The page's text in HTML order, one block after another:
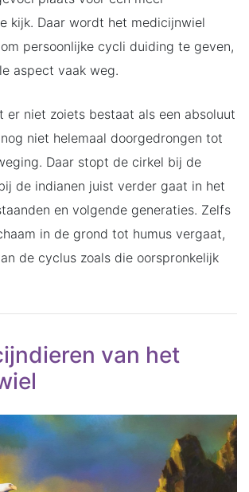
kijk. Daar wordt het medicijnwiel
persoonlijke cycli duiding te geven,
aspect vaak weg.
er niet zoiets bestaat als een absoluut
niet helemaal doorgedrongen tot
Daar stopt de cirkel bij de
de indianen juist verder gaat in het
en volgende generaties. Zelfs
in de grond tot humus vergaat,
de cyclus zoals die oorspronkelijk
van het